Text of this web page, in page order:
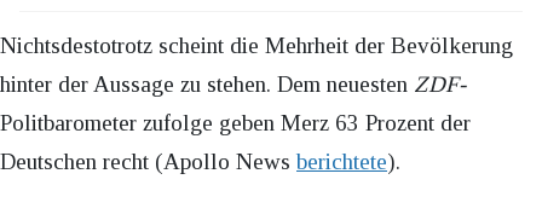
Nichtsdestotrotz scheint die Mehrheit der Bevölkerung
hinter der Aussage zu stehen. Dem neuesten ZDF-
Politbarometer zufolge geben Merz 63 Prozent der
Deutschen recht (Apollo Newsberichtete).